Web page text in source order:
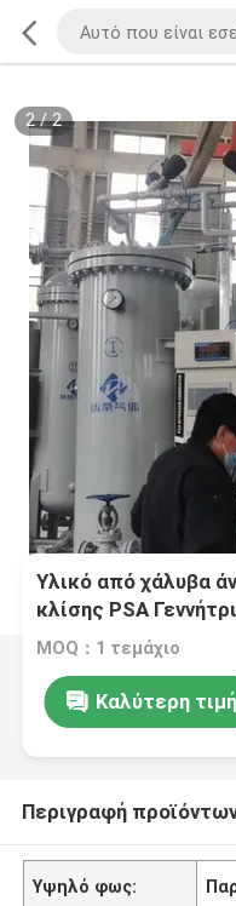
2/2
Υλικό από χάλυβα
κλίσης PSA
MOQ：1 τεμάχιο
Καλύτερη τιμή
Περιγραφή
Υψηλό φως: